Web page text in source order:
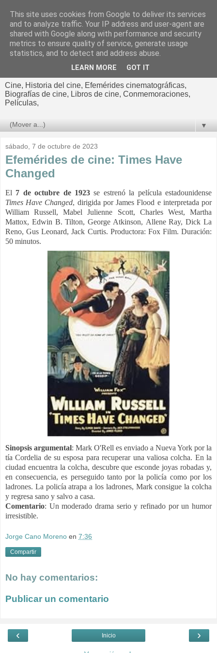
El cultural
cinematográfico de Jorge
Cine, Historia del cine, Efemérides cinematográficas,
Biografías de cine, Libros de cine, Conmemoraciones,
Películas,
▼
sábado, 7 de octubre de 2023
Efemérides de cine: Times Have
Changed
El 7 de octubre de 1923se estrenó la película estadounidense
Times Have Changed, dirigida por James Flood e interpretada por
William Russell, Mabel Julienne Scott, Charles West, Martha
Mattox, Edwin B. Tilton,George Atkinson, Allene Ray,Dick La
Reno,Gus Leonard,Jack Curtis. Productora: Fox Film. Duración:
50 minutos.
Sinopsis argumental: Mark O'Rell es enviado a Nueva York por la
tía Cordelia de su esposa para recuperar una valiosa colcha. En la
ciudad encuentra la colcha, descubre que esconde joyas robadas y,
en consecuencia, es perseguido tanto por la policía como por los
ladrones. La policía atrapa a los ladrones, Mark consigue la colcha
y regresa sano y salvo a casa.
Comentario: Un moderado drama serio y refinado por un humor
irresistible.
Jorge Cano Moreno en 7:36
Compartir
No hay comentarios:
Publicar un comentario
‹ ›
Inicio
This site uses cookies from Google to deliver its services
and to analyze traffic. Your IP address and user-agent are
shared with Google along with performance and security
metrics to ensure quality of service, generate usage
statistics, and to detect and address abuse.
LEARN MORE GOT IT